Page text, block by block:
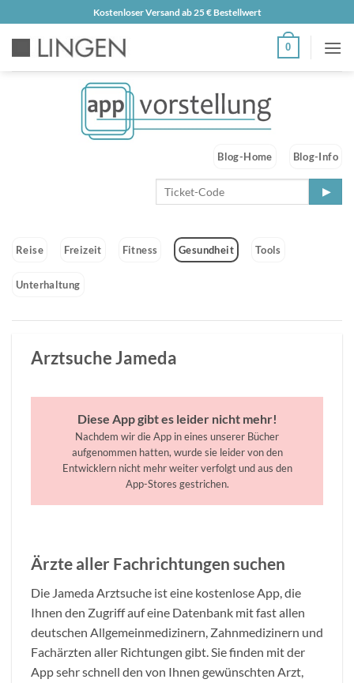
Inhalt
Kostenloser Versand ab 25 € Bestellwert
0
Blog-Home Blog-Info
Reise Freizeit Fitness Gesundheit Tools
Unterhaltung
Arztsuche Jameda
Diese App gibt es leider nicht mehr!
Nachdem wir die App in eines unserer Bücher
aufgenommen hatten, wurde sie leider von den
Entwicklern nicht mehr weiter verfolgt und aus den
App-Stores gestrichen.
Ärzte aller Fachrichtungen suchen
Die Jameda Arztsuche ist eine kostenlose App, die
Ihnen den Zugriff auf eine Datenbank mit fast allen
deutschen Allgemeinmedizinern, Zahnmedizinern und
Fachärzten aller Richtungen gibt. Sie finden mit der
App sehr schnell den von Ihnen gewünschten Arzt,